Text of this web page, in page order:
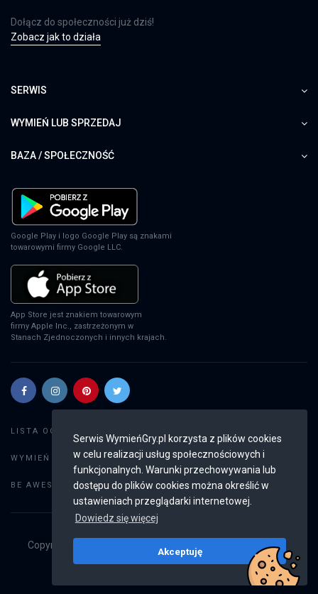
Serwis WymieńGry.pl korzysta z plików cookies
w celu realizacji usług społecznościowych i
funkcjonalnych. Warunki przechowywania lub
dostępu do plików cookies można określić w
ustawieniach przeglądarki internetowej.
Dowiedz się więcej
Akceptuję
Dołącz do społeczności już dziś!
Zobacz jak to działa
SERWIS
WYMIEŃ LUB SPRZEDAJ
BAZA / SPOŁECZNOŚĆ
Google Play i logo Google Play są znakami
towarowymi firmy Google LLC.
App Store jest znakiem towarowym
firmy Apple Inc., zastrzeżonym w
Stanach Zjednoczonych i innych krajach.
LISTA OGŁOSZEŃ:
WYMIEŃ GRY: Dodaj ogłoszenie
BE AWESOME: Weryfikacja konta
Copyright © 2019 - 2026
Wszystkie prawa
v2.8.3